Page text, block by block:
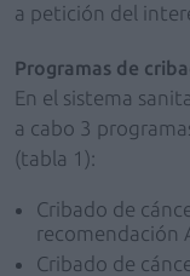
a petición del
Programas de
En el sistema
a cabo 3
(tabla 1):
Cribado de
recomendación
Cribado de